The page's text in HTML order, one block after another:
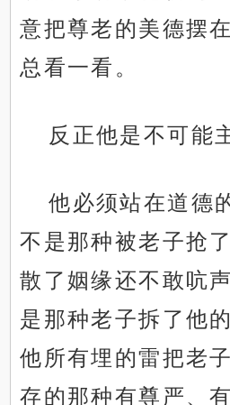
意把尊老的美德摆
总看一看。
反正他是不可能
他必须站在道
不是那种被老子抢
散了姻缘还不敢吭
是那种老子拆了他
他所有埋的雷把老
存的那种有尊严、